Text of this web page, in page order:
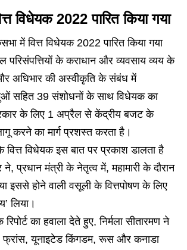
विधेयक 2022 पारित किया गया
में वित्त विधेयक 2022 पारित किया गया
परिसंपत्तियों के कराधान और व्यवसाय व्यय के
अधिभार की अस्वीकृति के संबंध में
सहित 39 संशोधनों के साथ विधेयक का
के लिए 1 अप्रैल से केंद्रीय बजट के
करने का मार्ग प्रशस्त करता है।
विधेयक इस बात पर प्रकाश डालता है
प्रधान मंत्री के नेतृत्व में, महामारी के दौरान
इससे होने वाली वसूली के वित्तपोषण के लिए
लिया।
का हवाला देते हुए, निर्मला सीतारमण ने
फ्रांस, यूनाइटेड किंगडम, रूस और कनाडा